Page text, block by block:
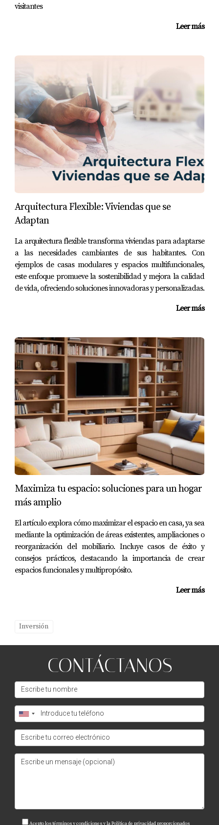
visitantes
Leer más
Arquitectura Flexible: Viviendas que se
Adaptan
La arquitectura flexible transforma viviendas para adaptarse
a las necesidades cambiantes de sus habitantes. Con
ejemplos de casas modulares y espacios multifuncionales,
este enfoque promueve la sostenibilidad y mejora la calidad
de vida, ofreciendo soluciones innovadoras y personalizadas.
Leer más
Maximiza tu espacio: soluciones para un hogar
más amplio
El artículo explora cómo maximizar el espacio en casa, ya sea
mediante la optimización de áreas existentes, ampliaciones o
reorganización del mobiliario. Incluye casos de éxito y
consejos prácticos, destacando la importancia de crear
espacios funcionales y multipropósito.
Leer más
Inversión
CONTÁCTANOS
Acepto los términos y condiciones y la Política de privacidad proporcionados